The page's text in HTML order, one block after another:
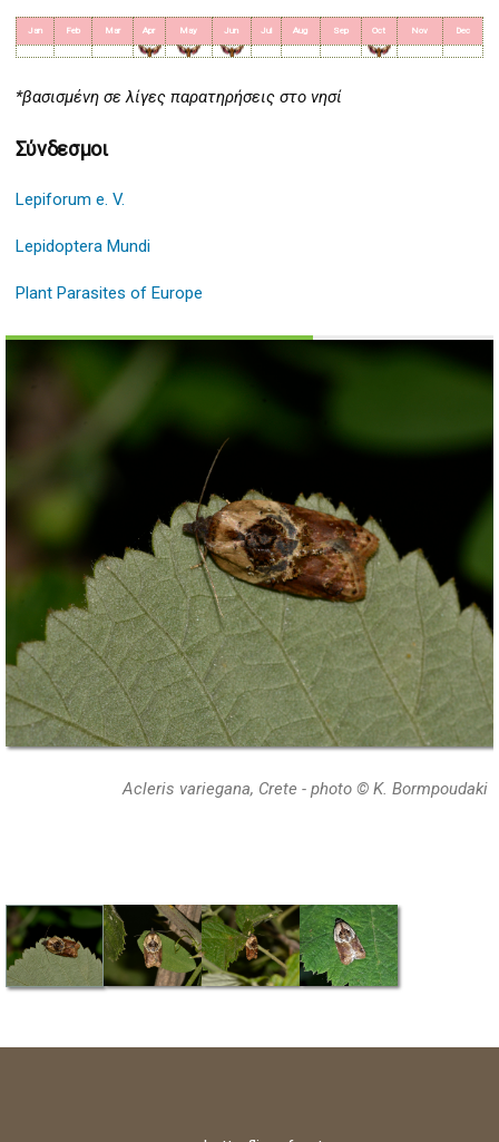
Jan Feb Mar Apr May Jun Jul Aug Sep Oct Nov Dec
*βασισμένη σε λίγες παρατηρήσεις στο νησί
Σύνδεσμοι
Lepiforum e. V.
Lepidoptera Mundi
Plant Parasites of Europe
Acleris variegana, Crete - photo © K. Bormpoudaki